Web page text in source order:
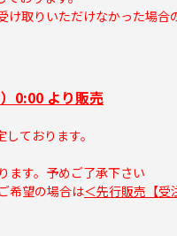
取りいただけなかった場合
0:00 より販売
ております。
す。予めご了承下さい
希望の場合は＜先行販売【受